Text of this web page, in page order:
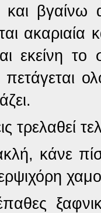
και
εκείνη
τρελαθεί
κάνε